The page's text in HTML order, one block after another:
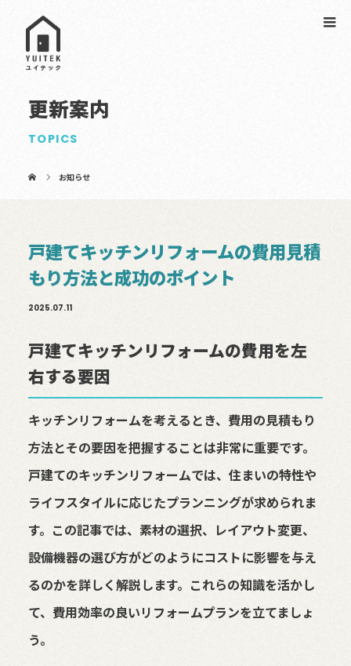
更新案内
TOPICS
お知らせ
戸建てキッチンリフォームの費用見積
もり方法と成功のポイント
2025.07.11
戸建てキッチンリフォームの費用を左
右する要因
キッチンリフォームを考えるとき、費用の見積もり
方法とその要因を把握することは非常に重要です。
戸建てのキッチンリフォームでは、住まいの特性や
ライフスタイルに応じたプランニングが求められま
す。この記事では、素材の選択、レイアウト変更、
設備機器の選び方がどのようにコストに影響を与え
るのかを詳しく解説します。これらの知識を活かし
て、費用効率の良いリフォームプランを立てましょ
う。